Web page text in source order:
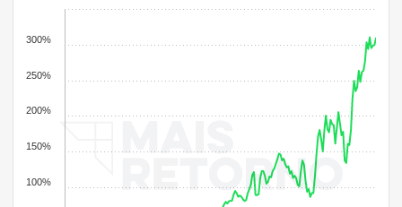
100%
150%
200%
250%
300%